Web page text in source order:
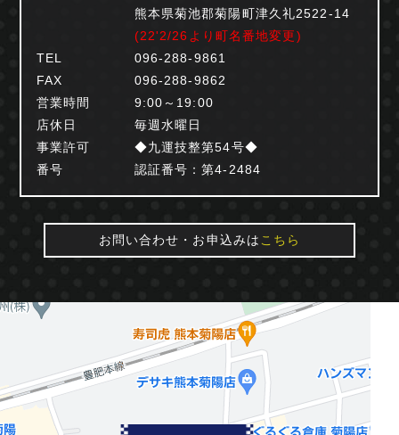
熊本県菊池郡菊陽町津久礼2522-14
(22'2/26より町名番地変更)
TEL
096-288-9861
FAX
096-288-9862
営業時間
9:00～19:00
店休日
毎週水曜日
事業許可
番号
◆九運技整第54号◆
認証番号：第4-2484
お問い合わせ・お申込みはこちら